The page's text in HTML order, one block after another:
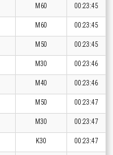
M60 00:23:45
M60 00:23:45
M50 00:23:45
M30 00:23:46
M40 00:23:46
M50 00:23:47
M30 00:23:47
K30 00:23:47